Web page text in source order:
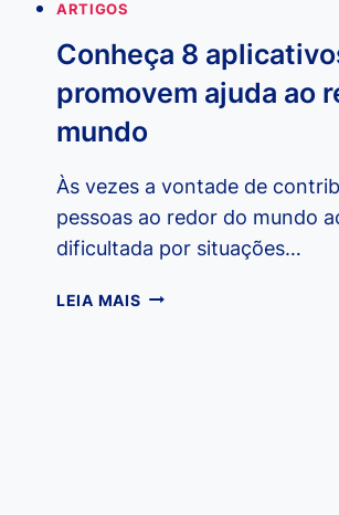
TODO
DEVERIA
SABER
ARTIGOS
Conheça 8
promovem ajuda ao
mundo
Às vezes a vontade de
pessoas ao redor do mundo
dificultada por situações…
LEIA MAISCONHEÇA